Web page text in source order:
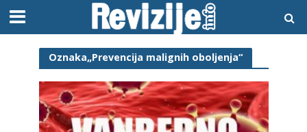
Oznaka„Prevencija malignih oboljenja“